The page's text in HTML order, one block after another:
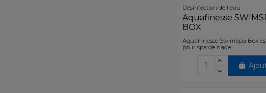
Désinfection de l'eau
Aquafinesse
BOX
AquaFinesse SwimSpa Box
pour spa de nage.